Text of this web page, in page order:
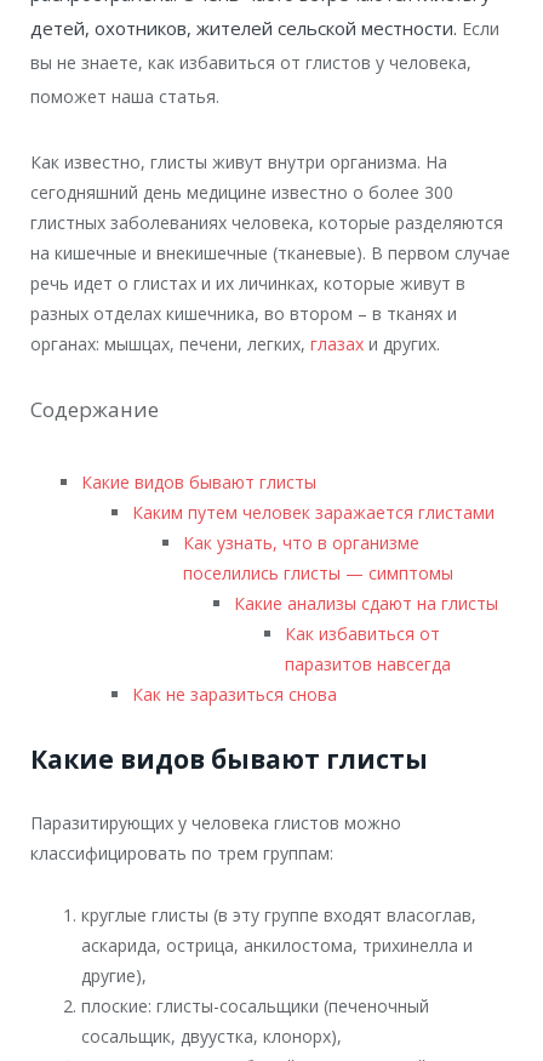
детей, охотников, жителей сельской местности. Если
вы не знаете, как избавиться от глистов у человека,
поможет наша статья.
Как известно, глисты живут внутри организма. На
сегодняшний день медицине известно о более 300
глистных заболеваниях человека, которые разделяются
на кишечные и внекишечные (тканевые). В первом случае
речь идет о глистах и их личинках, которые живут в
разных отделах кишечника, во втором – в тканях и
органах: мышцах, печени, легких, глазах и других.
Содержание
Какие видов бывают глисты
Каким путем человек заражается глистами
Как узнать, что в организме
поселились глисты — симптомы
Какие анализы сдают на глисты
Как избавиться от
паразитов навсегда
Как не заразиться снова
Какие видов бывают глисты
Паразитирующих у человека глистов можно
классифицировать по трем группам:
круглые глисты (в эту группе входят власоглав,
аскарида, острица, анкилостома, трихинелла и
другие),
плоские: глисты-сосальщики (печеночный
сосальщик, двуустка, клонорх),